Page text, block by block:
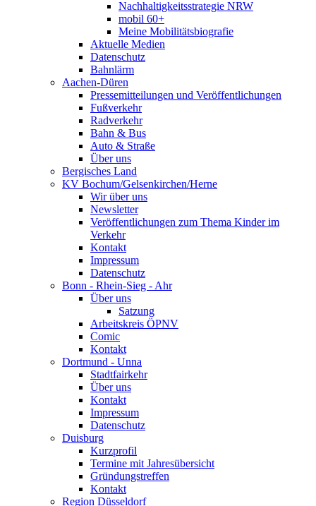
Nachhaltigkeitsstrategie NRW
mobil 60+
Meine Mobilitätsbiografie
Aktuelle Medien
Datenschutz
Bahnlärm
Aachen-Düren
Pressemitteilungen und Veröffentlichungen
Fußverkehr
Radverkehr
Bahn & Bus
Auto & Straße
Über uns
Bergisches Land
KV Bochum/Gelsenkirchen/Herne
Wir über uns
Newsletter
Veröffentlichungen zum Thema Kinder im
Verkehr
Kontakt
Impressum
Datenschutz
Bonn - Rhein-Sieg - Ahr
Über uns
Satzung
Arbeitskreis ÖPNV
Comic
Kontakt
Dortmund - Unna
Stadtfairkehr
Über uns
Kontakt
Impressum
Datenschutz
Duisburg
Kurzprofil
Termine mit Jahresübersicht
Gründungstreffen
Kontakt
Region Düsseldorf